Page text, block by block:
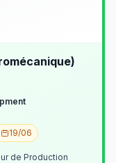
19/06
de Production